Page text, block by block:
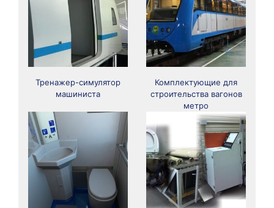
Тренажер-симулятор
машиниста
Комплектующие для
строительства вагонов
метро